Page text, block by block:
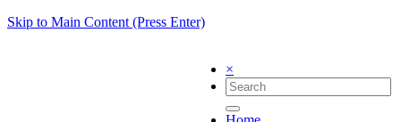
Skip to Main Content (Press Enter)
×